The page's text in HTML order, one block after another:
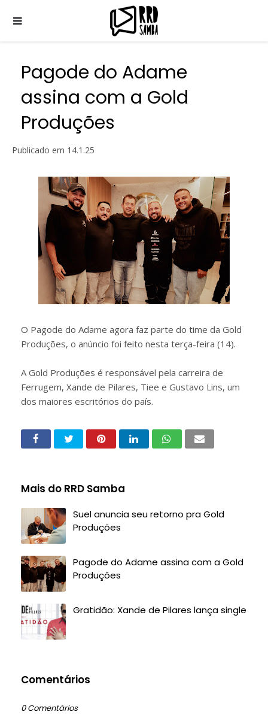
Pagode do Adame
assina com a Gold
Produções
Publicado em 14.1.25
O Pagode do Adame agora faz parte do time da Gold
Produções, o anúncio foi feito nesta terça-feira (14).
A Gold Produções é responsável pela carreira de
Ferrugem, Xande de Pilares, Tiee e Gustavo Lins, um
dos maiores escritórios do país.
Mais do RRD Samba
Suel anuncia seu retorno pra Gold
Produções
Pagode do Adame assina com a Gold
Produções
Gratidão: Xande de Pilares lança single
Comentários
0 Comentários